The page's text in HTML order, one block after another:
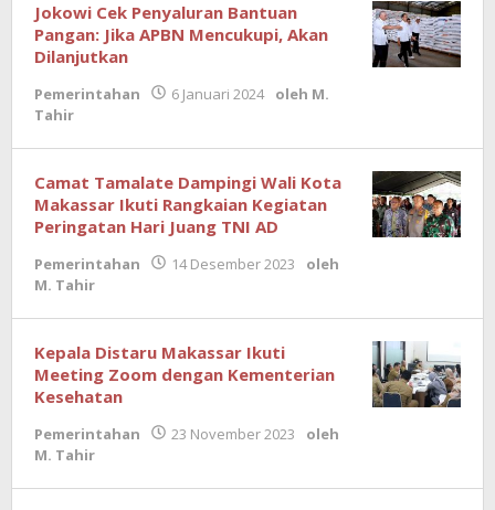
Jokowi Cek Penyaluran Bantuan
Pangan: Jika APBN Mencukupi, Akan
Dilanjutkan
Pemerintahan 6 Januari 2024 oleh M.
Tahir
Camat Tamalate Dampingi Wali Kota
Makassar Ikuti Rangkaian Kegiatan
Peringatan Hari Juang TNI AD
Pemerintahan 14 Desember 2023
oleh
M. Tahir
Kepala Distaru Makassar Ikuti
Meeting Zoom dengan Kementerian
Kesehatan
Pemerintahan 23 November 2023
oleh
M. Tahir